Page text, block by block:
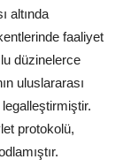
altında
faaliyet
düzinelerce
uluslararası
protokolü,